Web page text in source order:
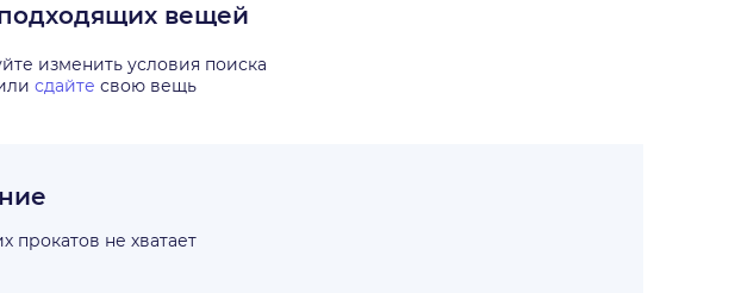
вещей
изменить условия поиска
сдайте свою вещь
прокатов не хватает